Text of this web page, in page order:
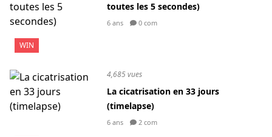
WIN
toutes les 5 secondes)
6 ans 0 com
4,685 vues
La cicatrisation en 33 jours
(timelapse)
6 ans 2 com